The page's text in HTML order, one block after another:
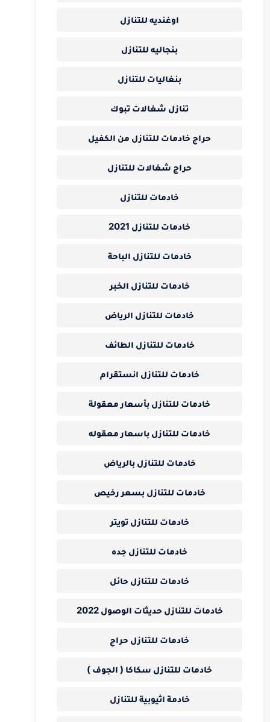
اوغنديه للتنازل
بنجاليه للتنازل
بنغاليات للتنازل
تنازل شغالات تبوك
حراج خادمات للتنازل من الكفيل
حراج شغالات للتنازل
خادمات للتنازل
خادمات للتنازل 2021
خادمات للتنازل الباحة
خادمات للتنازل الخبر
خادمات للتنازل الرياض
خادمات للتنازل الطائف
خادمات للتنازل انستقرام
خادمات للتنازل بأسعار معقولة
خادمات للتنازل باسعار معقوله
خادمات للتنازل بالرياض
خادمات للتنازل بسعر رخيص
خادمات للتنازل تويتر
خادمات للتنازل جده
خادمات للتنازل حائل
خادمات للتنازل حديثات الوصول 2022
خادمات للتنازل حراج
خادمات للتنازل سكاكا ( الجوف )
خادمة اثيوبية للتنازل